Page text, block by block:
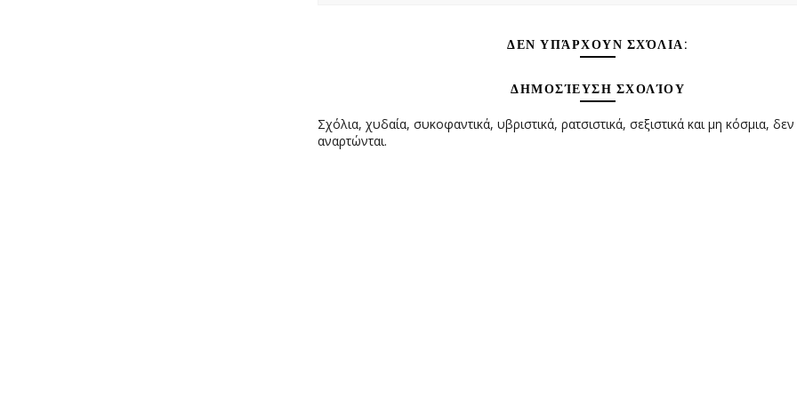
ΔΕΝ ΥΠΆΡΧΟΥΝ ΣΧΌΛΙΑ:
ΔΗΜΟΣΊΕΥΣΗ ΣΧΟΛΊΟΥ
Σχόλια, χυδαία, συκοφαντικά, υβριστικά, ρατσιστικά, σεξιστικά και μη κόσμια,
αναρτώνται.